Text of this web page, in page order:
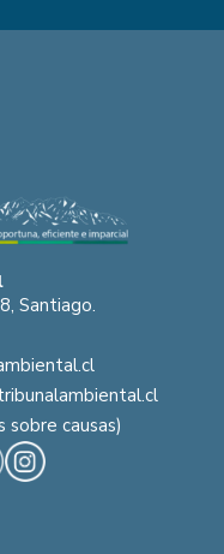
Santiago.
sobre causas)